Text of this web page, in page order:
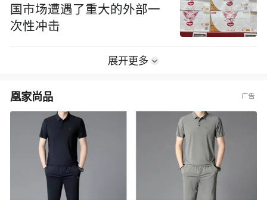
国市场遭遇了重大的外部一
次性冲击
展开更多
凰家尚品